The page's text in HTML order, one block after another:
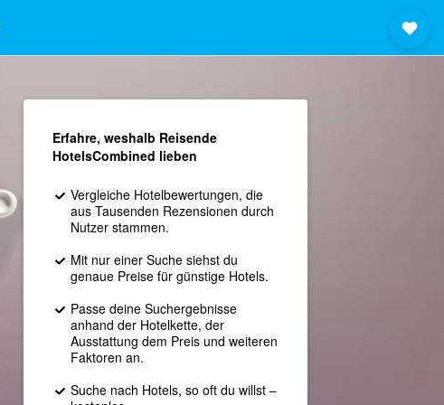
Erfahre, weshalb Reisende
HotelsCombined lieben
Vergleiche Hotelbewertungen, die
aus Tausenden Rezensionen durch
Nutzer stammen.
Mit nur einer Suche siehst du
genaue Preise für günstige Hotels.
Passe deine Suchergebnisse
anhand der Hotelkette, der
Ausstattung dem Preis und weiteren
Faktoren an.
Suche nach Hotels, so oft du willst –